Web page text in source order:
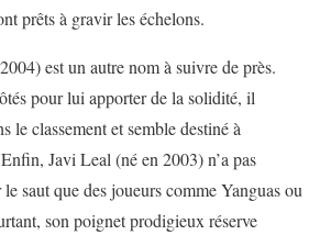
prêts à gravir les échelons.
est un autre nom à suivre de près.
pour lui apporter de la solidité, il
le classement et semble destiné à
Javi Leal (né en 2003) n’a pas
saut que des joueurs comme Yanguas ou
son poignet prodigieux réserve